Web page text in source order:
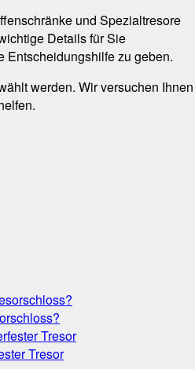
und Spezialtresore
Details für Sie
Entscheidungshilfe zu geben.
werden. Wir versuchen Ihnen
Tresor